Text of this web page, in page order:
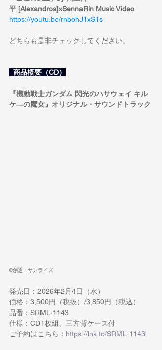
平 [Alexandros]×SennaRin Music Video
https://youtu.be/rnbohJ1xS1s
どちらも是非チェックしてください。
  商品概要（CD）
『機動戦士ガンダム 閃光のハサウェイ キル
ケ―の魔女』オリジナル・サウンドトラック
©創通・サンライズ
発売日：2026年2月4日（水）
価格：3,500円（税抜）/3,850円（税込）
品番：SRML-1143
仕様：CD1枚組、三方背ケース付
ご予約はこちら： https://lnk.to/SRML-1143